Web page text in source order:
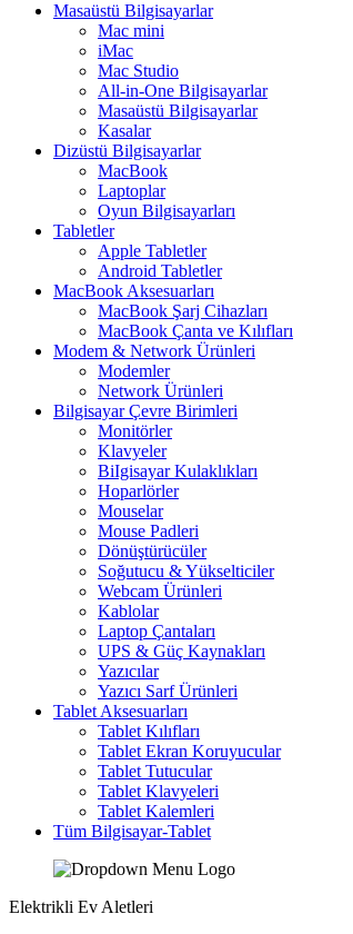
Masaüstü Bilgisayarlar
Mac mini
iMac
Mac Studio
All-in-One Bilgisayarlar
Masaüstü Bilgisayarlar
Kasalar
Dizüstü Bilgisayarlar
MacBook
Laptoplar
Oyun Bilgisayarları
Tabletler
Apple Tabletler
Android Tabletler
MacBook Aksesuarları
MacBook Şarj Cihazları
MacBook Çanta ve Kılıfları
Modem & Network Ürünleri
Modemler
Network Ürünleri
Bilgisayar Çevre Birimleri
Monitörler
Klavyeler
BiIgisayar Kulaklıkları
Hoparlörler
Mouselar
Mouse Padleri
Dönüştürücüler
Soğutucu & Yükselticiler
Webcam Ürünleri
Kablolar
Laptop Çantaları
UPS & Güç Kaynakları
Yazıcılar
Yazıcı Sarf Ürünleri
Tablet Aksesuarları
Tablet Kılıfları
Tablet Ekran Koruyucular
Tablet Tutucular
Tablet Klavyeleri
Tablet Kalemleri
Tüm Bilgisayar-Tablet
Elektrikli Ev Aletleri